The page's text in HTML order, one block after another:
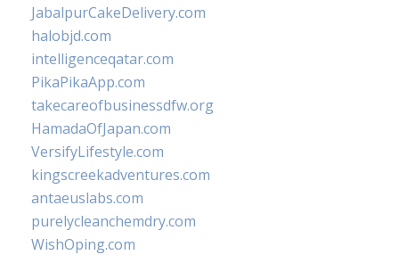
JabalpurCakeDelivery.com
halobjd.com
intelligenceqatar.com
PikaPikaApp.com
takecareofbusinessdfw.org
HamadaOfJapan.com
VersifyLifestyle.com
kingscreekadventures.com
antaeuslabs.com
purelycleanchemdry.com
WishOping.com